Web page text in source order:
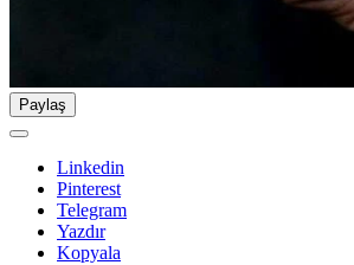
Paylaş
Linkedin
Pinterest
Telegram
Yazdır
Kopyala